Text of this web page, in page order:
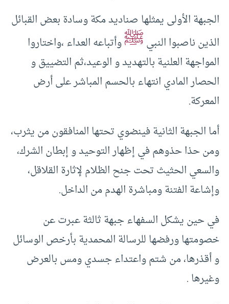
الجبهة الأولى يمثلها صناديد مكة وسادة بعض القبائل
الذين ناصبوا النبيﷺوأتباعه العداء ،واختاروا
المواجهة العلنية بالتهديد و الوعيد،ثم التضييق و
الحصار المادي انتهاء بالحسم المباشر على أرض
المعركة.
أما الجبهة الثانية فينضوي تحتها المنافقون من يثرب،
ومن حذا حذوهم في إظهار التوحيد و إبطان الشرك،
والسعي الحثيث تحت جنح الظلام لإثارة القلاقل،
وإشاعة الفتنة ومباشرة الهدم من الداخل.
في حين يشكل السفهاء جبهة ثالثة عبرت عن
خصومتها ورفضها للرسالة المحمدية بأرخص الوسائل
و أقذرها، من شتم واعتداء جسدي ومس بالعرض
وغيرها .